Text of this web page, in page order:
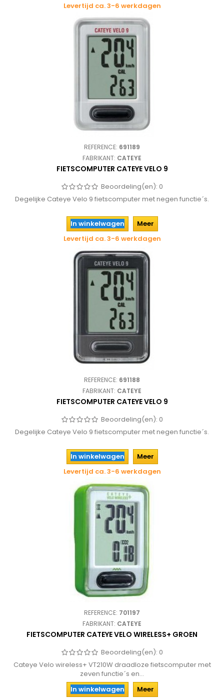
Levertijd ca. 3-6 werkdagen
REFERENCE: 691189
FABRIKANT: CATEYE
FIETSCOMPUTER CATEYE VELO 9
Beoordeling(en): 0
Degelijke Cateye Velo 9 fietscomputer met negen functie´s.
In winkelwagen
Meer
Levertijd ca. 3-6 werkdagen
REFERENCE: 691188
FABRIKANT: CATEYE
FIETSCOMPUTER CATEYE VELO 9
Beoordeling(en): 0
Degelijke Cateye Velo 9 fietscomputer met negen functie´s.
In winkelwagen
Meer
Levertijd ca. 3-6 werkdagen
REFERENCE: 701197
FABRIKANT: CATEYE
FIETSCOMPUTER CATEYE VELO WIRELESS+ GROEN
Beoordeling(en): 0
Cateye Velo wireless+ VT210W draadloze fietscomputer met
zeven functie´s en...
In winkelwagen
Meer